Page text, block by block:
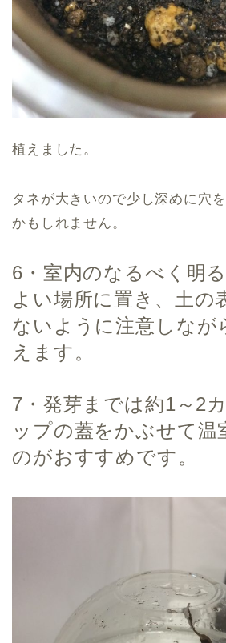
植えました。
タネが大きいので少し深めに穴
かもしれません。
6・室内のなるべく明
よい場所に置き、土の
ないように注意しなが
えます。
7・発芽までは約1～2
ップの蓋をかぶせて温
のがおすすめです。